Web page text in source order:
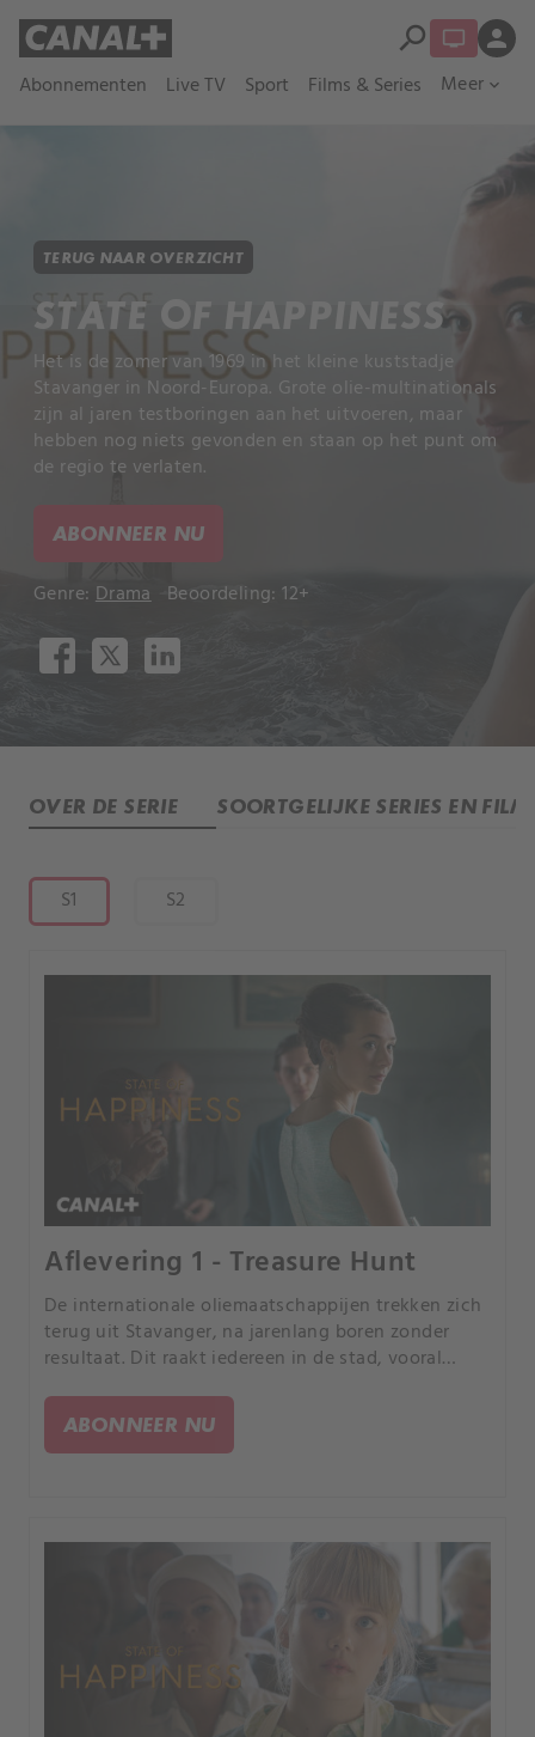
Abonnementen Live TV Sport Films & Series Meer expand_more
search person
TERUG NAAR OVERZICHT
STATE OF HAPPINESS
Het is de zomer van 1969 in het kleine kuststadje
Stavanger in Noord-Europa. Grote olie-multinationals
zijn al jaren testboringen aan het uitvoeren, maar
hebben nog niets gevonden en staan op het punt om
de regio te verlaten.
ABONNEER NU
Genre: Drama Beoordeling: 12+
OVER DE SERIE SOORTGELIJKE SERIES EN
S1 S2
Aflevering 1 - Treasure Hunt
De internationale oliemaatschappijen trekken zich
terug uit Stavanger, na jarenlang boren zonder
resultaat. Dit raakt iedereen in de stad, vooral
olieplatforms werkt, en Toril Torstensen wiens
Amerikaanse vriend voor Shell werkt.
ABONNEER NU